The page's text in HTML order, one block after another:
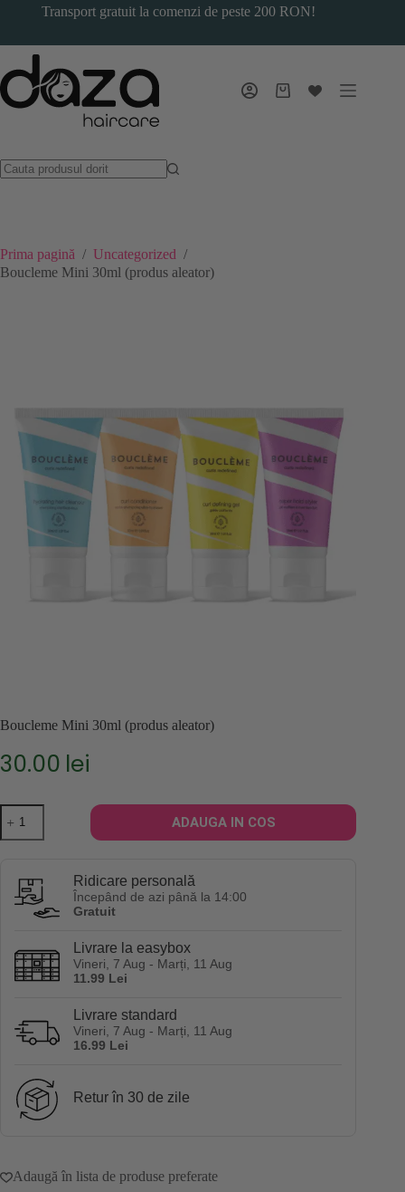
Transport gratuit la comenzi de peste 200 RON!
Coș
Prima pagină / Uncategorized /
Boucleme Mini 30ml (produs aleator)
Boucleme Mini 30ml (produs aleator)
30.00 lei
Cantitate
Boucleme
Mini
aleator)
ADAUGA IN COS
Ridicare personală
Începând de azi până la 14:00
Gratuit
Livrare la easybox
Vineri, 7 Aug - Marți, 11 Aug
11.99 Lei
Livrare standard
Vineri, 7 Aug - Marți, 11 Aug
16.99 Lei
Retur în 30 de zile
Adaugă în lista de produse preferate